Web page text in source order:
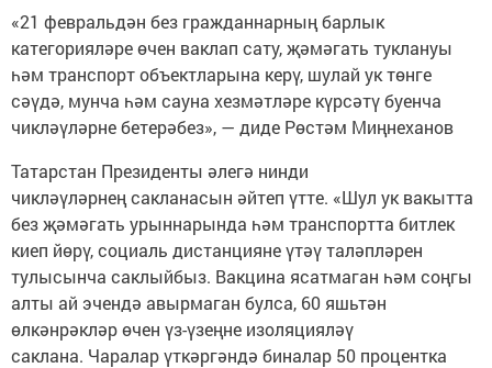
«21 февральдән без гражданнарның барлык
категорияләре өчен ваклап сату, җәмәгать туклануы
һәм транспорт объектларына керү, шулай ук төнге
сәүдә, мунча һәм сауна хезмәтләре күрсәтү буенча
чикләүләрне бетерәбез», — диде Рөстәм Миңнеханов
Татарстан Президенты әлегә нинди
чикләүләрнең сакланасын әйтеп үтте. «Шул ук вакытта
без җәмәгать урыннарында һәм транспортта битлек
киеп йөрү, социаль дистанцияне үтәү таләпләрен
тулысынча саклыйбыз. Вакцина ясатмаган һәм соңгы
алты ай эчендә авырмаган булса, 60 яшьтән
өлкәнрәкләр өчен үз-үзеңне изоляцияләү
саклана. Чаралар үткәргәндә биналар 50 процентка